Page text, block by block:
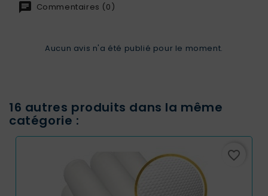
Commentaires (0)
Aucun avis n'a été publié pour le moment.
16 autres produits dans la même
catégorie :
favorite_border